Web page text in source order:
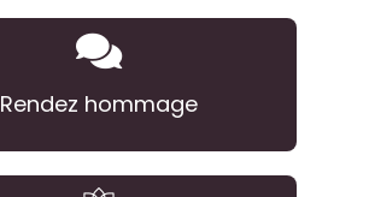
Rendez hommage